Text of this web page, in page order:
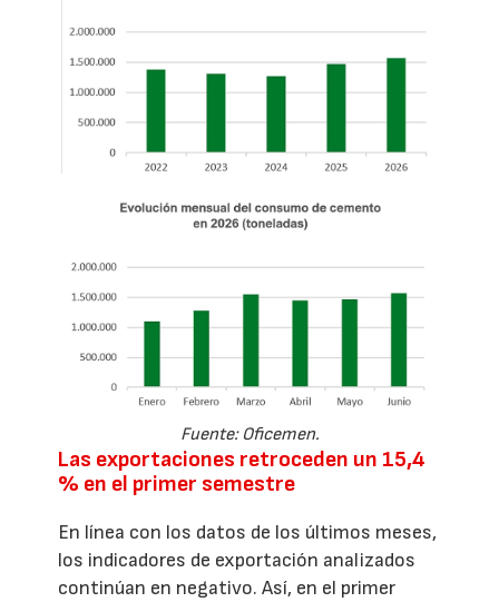
Fuente: Oficemen.
Las exportaciones retroceden un 15,4
% en el primer semestre
En línea con los datos de los últimos meses,
los indicadores de exportación analizados
continúan en negativo. Así, en el primer